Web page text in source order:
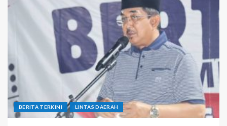
BERITA TERKINI LINTAS DAERAH